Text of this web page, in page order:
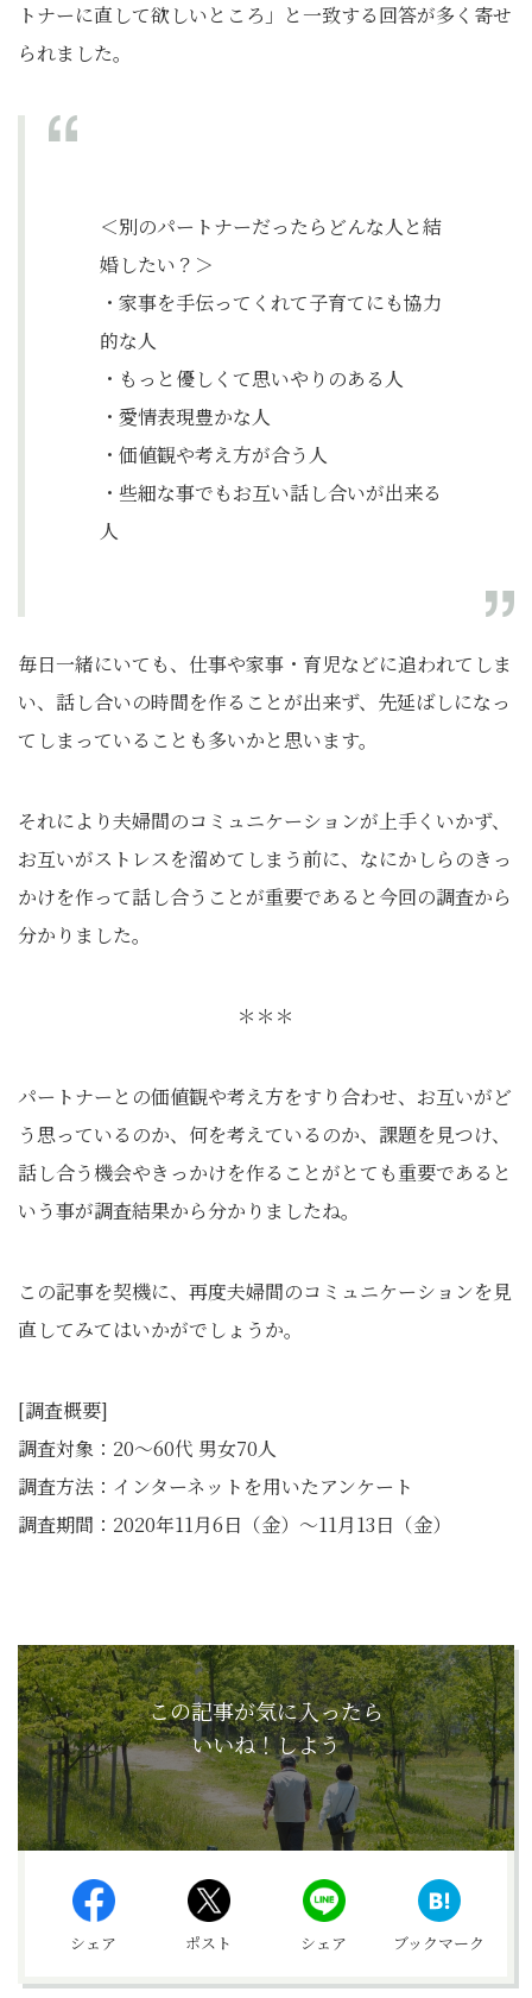
トナーに直して欲しいところ」と一致する回答が多く寄せ
られました。
＜別のパートナーだったらどんな人と結
婚したい？＞
・家事を手伝ってくれて子育てにも協力
的な人
・もっと優しくて思いやりのある人
・愛情表現豊かな人
・価値観や考え方が合う人
・些細な事でもお互い話し合いが出来る
人
毎日一緒にいても、仕事や家事・育児などに追われてしま
い、話し合いの時間を作ることが出来ず、先延ばしになっ
てしまっていることも多いかと思います。
それにより夫婦間のコミュニケーションが上手くいかず、
お互いがストレスを溜めてしまう前に、なにかしらのきっ
かけを作って話し合うことが重要であると今回の調査から
分かりました。
＊＊＊
パートナーとの価値観や考え方をすり合わせ、お互いがど
う思っているのか、何を考えているのか、課題を見つけ、
話し合う機会やきっかけを作ることがとても重要であると
いう事が調査結果から分かりましたね。
この記事を契機に、再度夫婦間のコミュニケーションを見
直してみてはいかがでしょうか。
[調査概要]
調査対象：20〜60代 男女70人
調査方法：インターネットを用いたアンケート
調査期間：2020年11月6日（金）～11月13日（金）
この記事が気に入ったら
いいね！しよう
シェア ポスト シェア ブックマーク